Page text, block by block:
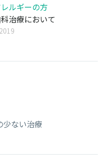
ルギーの方
治療において
されている
少ない治療